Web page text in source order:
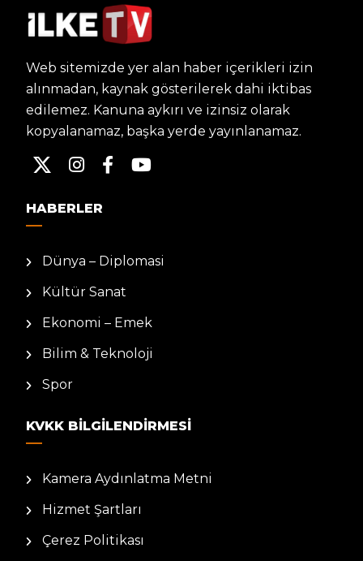
Web sitemizde yer alan haber içerikleri izin
alınmadan, kaynak gösterilerek dahi iktibas
edilemez. Kanuna aykırı ve izinsiz olarak
kopyalanamaz, başka yerde yayınlanamaz.
HABERLER
Dünya – Diplomasi
Kültür Sanat
Ekonomi – Emek
Bilim & Teknoloji
Spor
KVKK BILGILENDIRMESI
Kamera Aydınlatma Metni
Hizmet Şartları
Çerez Politikası